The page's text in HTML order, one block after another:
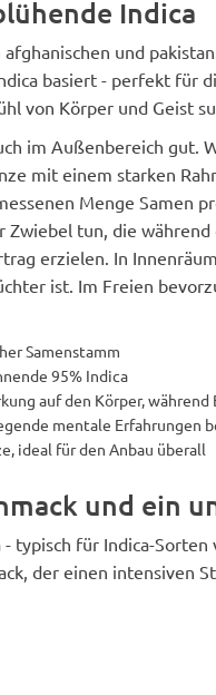
Indica
und
basiert - perfekt für
von Körper und Geist
im Außenbereich gut.
mit einem starken
Menge Samen
Zwiebel tun, die
erzielen. In
ist. Im Freien
Samenstamm
95% Indica
auf den Körper,
mentale Erfahrungen
ideal für den Anbau überall
und ein
typisch für Indica-
der einen intensiven